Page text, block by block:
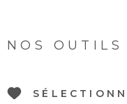
NOS OUTILS